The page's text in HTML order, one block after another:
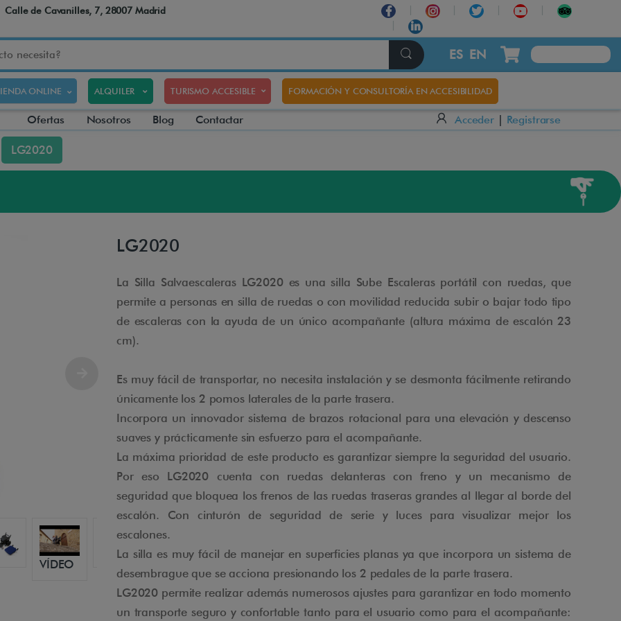
Calle de Cavanilles, 7, 28007 Madrid
ES EN
ONLINE ALQUILER TURISMO ACCESIBLE FORMACIÓN Y CONSULTORÍA EN ACCESIBILIDAD
Ofertas Nosotros Blog Contactar Acceder | Registrarse
LG2020
VÍDEO VÍDEO
LG2020
La Silla Salvaescaleras LG2020 es una silla Sube Escaleras portátil con ruedas, que
permite a personas en silla de ruedas o con movilidad reducida subir o bajar todo tipo
de escaleras con la ayuda de un único acompañante (altura máxima de escalón 23
cm).
Es muy fácil de transportar, no necesita instalación y se desmonta fácilmente retirando
únicamente los 2 pomos laterales de la parte trasera.
Incorpora un innovador sistema de brazos rotacional para una elevación y descenso
suaves y prácticamente sin esfuerzo para el acompañante.
La máxima prioridad de este producto es garantizar siempre la seguridad del usuario.
Por eso LG2020 cuenta con ruedas delanteras con freno y un mecanismo de
seguridad que bloquea los frenos de las ruedas traseras grandes al llegar al borde del
escalón. Con cinturón de seguridad de serie y luces para visualizar mejor los
escalones.
La silla es muy fácil de manejar en superficies planas ya que incorpora un sistema de
desembrague que se acciona presionando los 2 pedales de la parte trasera.
LG2020 permite realizar además numerosos ajustes para garantizar en todo momento
un transporte seguro y confortable tanto para el usuario como para el acompañante: